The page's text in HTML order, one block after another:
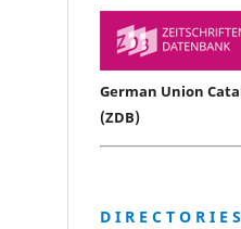
German Union
(ZDB)
D I R E C T O R I E